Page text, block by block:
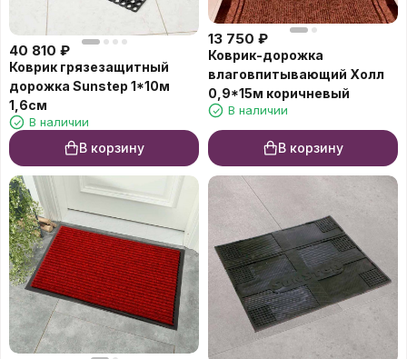
40 810 ₽
Коврик грязезащитный
дорожка Sunstep 1*10м
1,6см
В наличии
В корзину
13 750 ₽
Коврик-дорожка
влаговпитывающий Холл
0,9*15м коричневый
В наличии
В корзину